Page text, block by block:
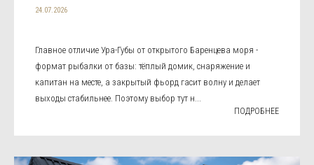
24.07.2026
Главное отличие Ура-Губы от открытого Баренцева моря -
формат рыбалки от базы: тёплый домик, снаряжение и
капитан на месте, а закрытый фьорд гасит волну и делает
выходы стабильнее. Поэтому выбор тут н...
ПОДРОБНЕЕ